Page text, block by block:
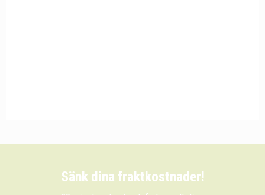
Sänk dina fraktkostnader!